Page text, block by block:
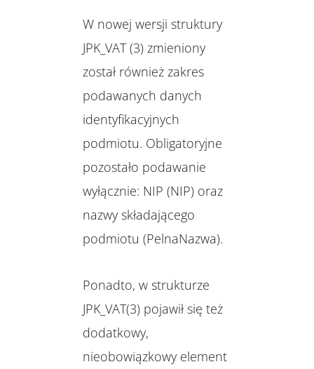
W nowej wersji struktury
JPK_VAT (3) zmieniony
został również zakres
podawanych danych
identyfikacyjnych
podmiotu. Obligatoryjne
pozostało podawanie
wyłącznie: NIP (NIP) oraz
nazwy składającego
podmiotu (PelnaNazwa).
Ponadto, w strukturze
JPK_VAT(3) pojawił się też
dodatkowy,
nieobowiązkowy element